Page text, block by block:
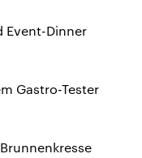
Event-Dinner
Gastro-Tester